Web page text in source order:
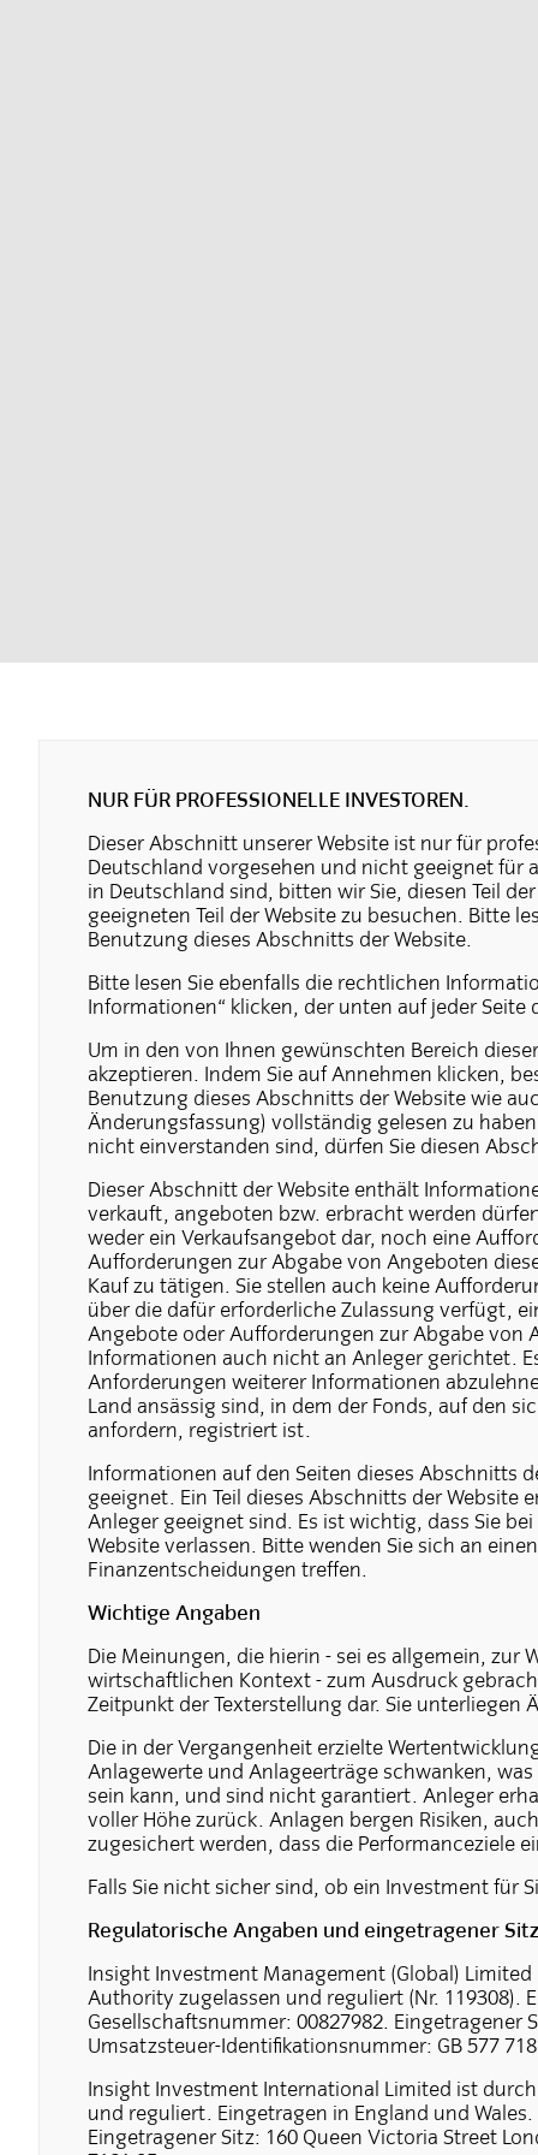
NUR FÜR PROFESSIONELLE INVESTOREN.
Dieser Abschnitt unserer Website ist nur für
Deutschland vorgesehen und nicht geeignet für
in Deutschland sind, bitten wir Sie, diesen Teil
geeigneten Teil der Website zu besuchen. Bitte
Benutzung dieses Abschnitts der Website.
Bitte lesen Sie ebenfalls die rechtlichen
Informationen“ klicken, der unten auf jeder Seite
Um in den von Ihnen gewünschten Bereich
akzeptieren. Indem Sie auf Annehmen klicken,
Benutzung dieses Abschnitts der Website wie
Änderungsfassung) vollständig gelesen zu
nicht einverstanden sind, dürfen Sie diesen
Dieser Abschnitt der Website enthält
verkauft, angeboten bzw. erbracht werden
weder ein Verkaufsangebot dar, noch eine
Aufforderungen zur Abgabe von Angeboten
Kauf zu tätigen. Sie stellen auch keine
über die dafür erforderliche Zulassung verfügt,
Angebote oder Aufforderungen zur Abgabe von
Informationen auch nicht an Anleger gerichtet.
Anforderungen weiterer Informationen
Land ansässig sind, in dem der Fonds, auf den
anfordern, registriert ist.
Informationen auf den Seiten dieses Abschnitts
geeignet. Ein Teil dieses Abschnitts der
Anleger geeignet sind. Es ist wichtig, dass Sie
Website verlassen. Bitte wenden Sie sich an
Finanzentscheidungen treffen.
Wichtige Angaben
Die Meinungen, die hierin - sei es allgemein,
wirtschaftlichen Kontext - zum Ausdruck
Zeitpunkt der Texterstellung dar. Sie
Die in der Vergangenheit erzielte
Anlagewerte und Anlageerträge schwanken,
sein kann, und sind nicht garantiert. Anleger
voller Höhe zurück. Anlagen bergen Risiken,
zugesichert werden, dass die Performanceziele
Falls Sie nicht sicher sind, ob ein Investment für
Regulatorische Angaben und eingetragener Sitz
Insight Investment Management (Global)
Authority zugelassen und reguliert (Nr. 119308).
Gesellschaftsnummer: 00827982. Eingetragener
Umsatzsteuer-Identifikationsnummer: GB 577
Insight Investment International Limited ist
und reguliert. Eingetragen in England und
Eingetragener Sitz: 160 Queen Victoria Street